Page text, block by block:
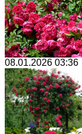
08.01.2026 03:36